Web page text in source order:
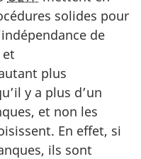
solides pour
de
plus
y a plus d’un
et non les
En effet, si
ils sont